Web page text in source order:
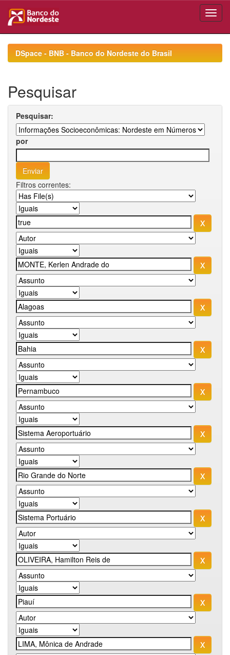
navigationDSpace - BNB - Banco do Nordeste do Brasil
Pesquisar
Pesquisar:
por
Filtros correntes: